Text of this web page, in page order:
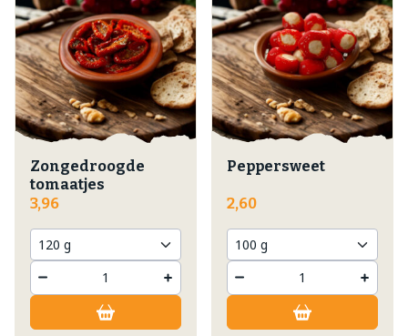
Zongedroogde
tomaatjes
3,96
Peppersweet
2,60